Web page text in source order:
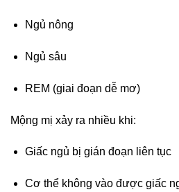
Ngủ nông
Ngủ sâu
REM (giai đoạn dễ mơ)
Mộng mị xảy ra nhiều khi:
Giấc ngủ bị gián đoạn liên tục
Cơ thể không vào được giấc